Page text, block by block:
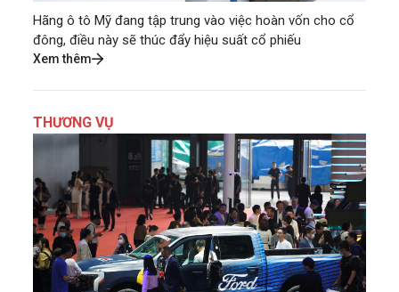
Hãng ô tô Mỹ đang tập trung vào việc hoàn vốn cho cổ
đông, điều này sẽ thúc đẩy hiệu suất cổ phiếu
Xem thêm
THƯƠNG VỤ